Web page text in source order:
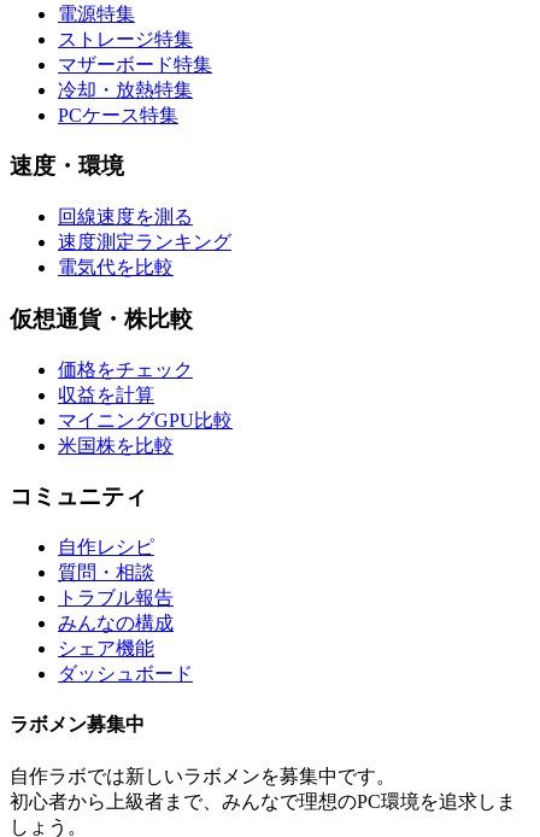
電源特集
ストレージ特集
マザーボード特集
冷却・放熱特集
PCケース特集
速度・環境
回線速度を測る
速度測定ランキング
電気代を比較
仮想通貨・株比較
価格をチェック
収益を計算
マイニングGPU比較
米国株を比較
コミュニティ
自作レシピ
質問・相談
トラブル報告
みんなの構成
シェア機能
ダッシュボード
ラボメン募集中
自作ラボでは新しいラボメンを募集中です。
初心者から上級者まで、みんなで理想のPC環境を追求しま
しょう。